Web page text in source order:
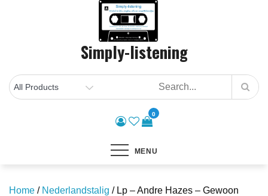
Simply-listening
0
MENU
Home / Nederlandstalig / Lp – Andre Hazes – Gewoon